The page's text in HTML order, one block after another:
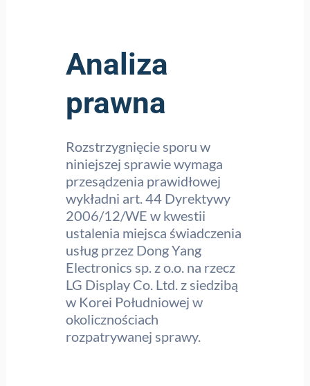
Analiza
prawna
Rozstrzygnięcie sporu w
niniejszej sprawie wymaga
przesądzenia prawidłowej
wykładni art. 44 Dyrektywy
2006/12/WE w kwestii
ustalenia miejsca świadczenia
usług przez Dong Yang
Electronics sp. z o.o. na rzecz
LG Display Co. Ltd. z siedzibą
w Korei Południowej w
okolicznościach
rozpatrywanej sprawy.